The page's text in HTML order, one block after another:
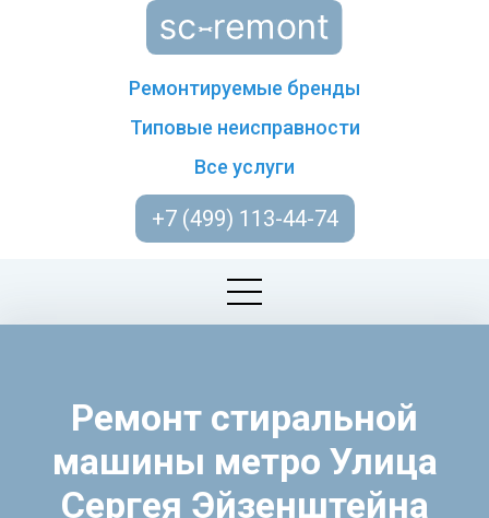
Ремонтируемые бренды
Типовые неисправности
Все услуги
+7 (499) 113-44-74
Ремонт стиральной
машины метро Улица
Сергея Эйзенштейна